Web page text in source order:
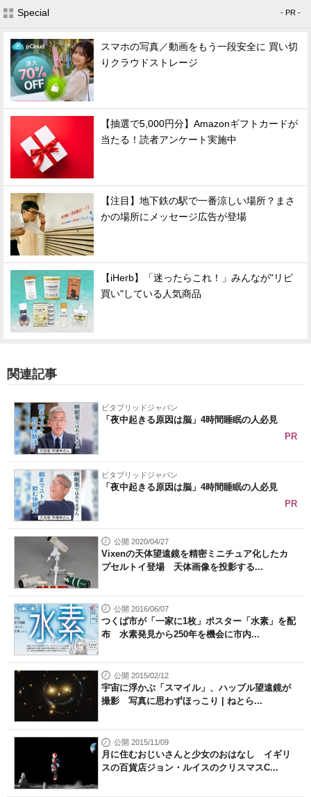
Special - PR -
スマホの写真／動画をもう一段安全に 買い切
りクラウドストレージ
【抽選で5,000円分】Amazonギフトカードが
当たる！読者アンケート実施中
【注目】地下鉄の駅で一番涼しい場所？まさ
かの場所にメッセージ広告が登場
【iHerb】「迷ったらこれ！」みんなが"リピ
買い"している人気商品
関連記事
ビタブリッドジャパン
「夜中起きる原因は脳」4時間睡眠の人必見
PR
ビタブリッドジャパン
「夜中起きる原因は脳」4時間睡眠の人必見
PR
公開 2020/04/27
Vixenの天体望遠鏡を精密ミニチュア化したカ
プセルトイ登場 天体画像を投影する...
公開 2016/06/07
つくば市が「一家に1枚」ポスター「水素」を配
布 水素発見から250年を機会に市内...
公開 2015/02/12
宇宙に浮かぶ「スマイル」、ハッブル望遠鏡が
撮影 写真に思わずほっこり | ねとら...
公開 2015/11/09
月に住むおじいさんと少女のおはなし イギリ
スの百貨店ジョン・ルイスのクリスマスC...